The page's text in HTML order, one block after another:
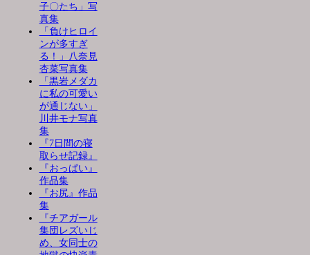
子〇たち」写
真集
「負けヒロイ
ンが多すぎ
る！」八奈見
杏菜写真集
「黒岩メダカ
に私の可愛い
が通じない」
川井モナ写真
集
『7日間の寝
取らせ記録』
『おっぱい』
作品集
『お尻』作品
集
『チアガール
集団レズいじ
め、女同士の